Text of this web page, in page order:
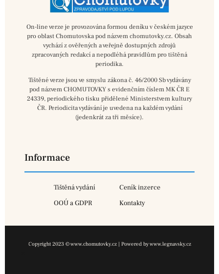
On-line verze je provozována formou deníku v českém jazyce
pro oblast Chomutovska pod názvem chomutovky.cz. Obsah
vychází z ověřených a veřejně dostupných zdrojů
zpracovaných redakcí a nepodléhá pravidlům pro tištěná
periodika.
Tištěné verze jsou ve smyslu zákona č. 46/2000 Sb vydávány
pod názvem CHOMUTOVKY s evidenčním číslem MK ČR E
24339, periodického tisku přidělené Ministerstvem kultury
ČR. Periodicita vydávání je uvedena na každém vydání
(jedenkrát za tři měsíce).
Informace
Tištěná vydání
Ceník inzerce
OOÚ a GDPR
Kontakty
Copyright 2023 © www.chomutovky.cz | Powered by www.legnavsky.cz